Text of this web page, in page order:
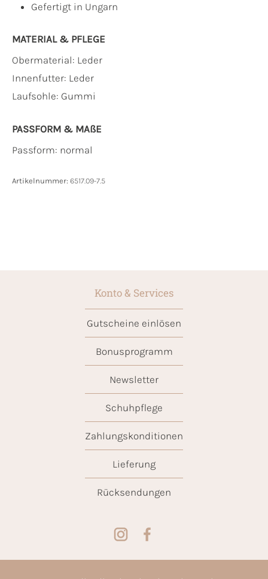
Gefertigt in Ungarn
MATERIAL & PFLEGE
Obermaterial: Leder
Innenfutter: Leder
Laufsohle: Gummi
PASSFORM & MAẞE
Passform: normal
Artikelnummer: 6517.09-7.5
Konto & Services
Gutscheine einlösen
Bonusprogramm
Newsletter
Schuhpflege
Zahlungskonditionen
Lieferung
Rücksendungen